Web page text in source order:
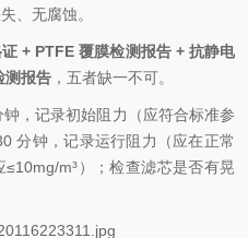
、无腐蚀。
+ PTFE 覆膜检测报告 + 抗静电
测报告 ，五者缺一不可。
钟，记录初始阻力（应符合标准参
分钟，记录运行阻力（应在正常
m³）；检查滤芯是否有晃